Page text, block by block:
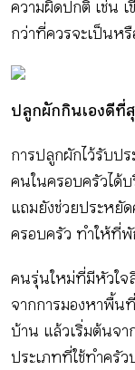
ความผิดปกติ เช่น
กว่าที่ควรจะเป็นห
ปลูกผักกินเองดีที่
การปลูกผักไว้รับป
คนในครอบครัวได้
แถมยังช่วยประหยั
ครอบครัว ทำให้ที่
คนรุ่นใหม่ที่มีหัวใจ
จากการมองหาพื้น
บ้าน แล้วเริ่มต้นจ
ประเภทที่ใช้ทำครั